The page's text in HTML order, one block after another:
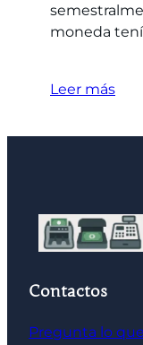
moneda
Leer más
Contactos
Pregunta lo